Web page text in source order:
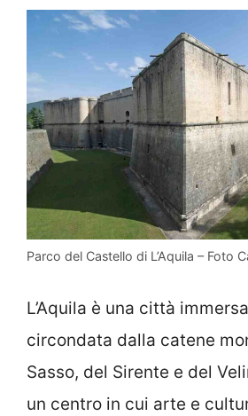
Parco del Castello di L’Aquila – Foto
L’Aquila è una città
circondata dalla catene
Sasso, del Sirente e del
un centro in cui arte e